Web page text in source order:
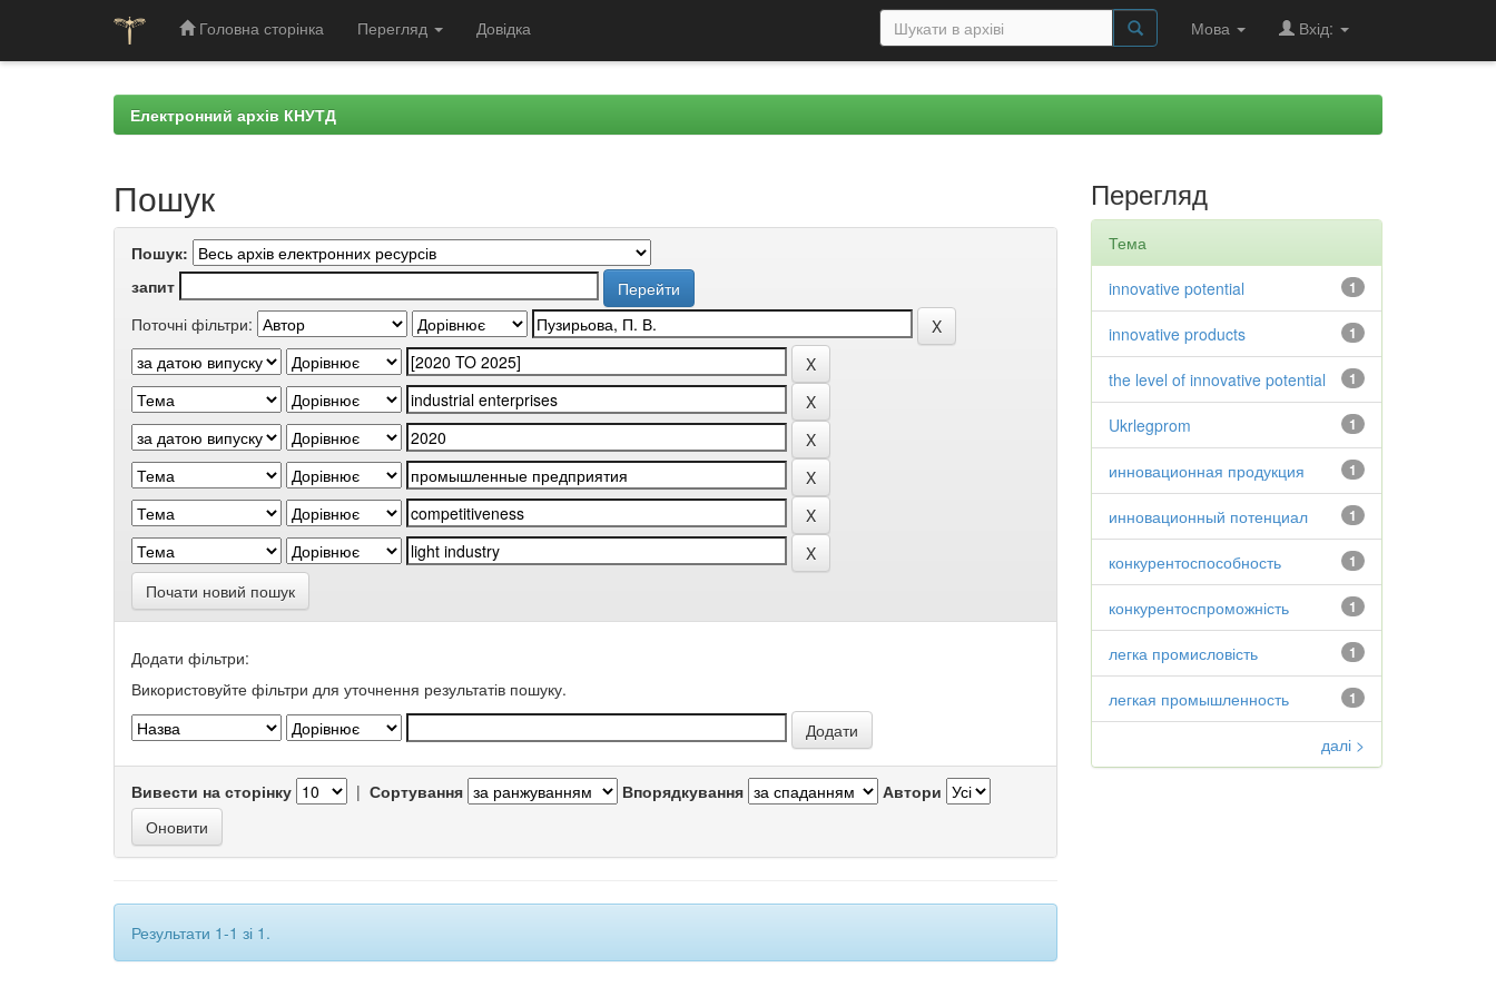
Головна сторінка Перегляд Довідка Мова Вхід:
Електронний архів КНУТД
Пошук
Пошук:
запит
Поточні фільтри:
Почати новий пошук
Додати фільтри:
Використовуйте фільтри для уточнення результатів пошуку.
Вивести на сторінку | Сортування Впорядкування Автори
Результати 1-1 зі 1.
Перегляд
Тема
1
innovative potential
1
innovative products
1
the level of innovative potential
1
Ukrlegprom
1
инновационная продукция
1
инновационный потенциал
1
конкурентоспособность
1
конкурентоспроможність
1
легка промисловість
1
легкая промышленность
далі >